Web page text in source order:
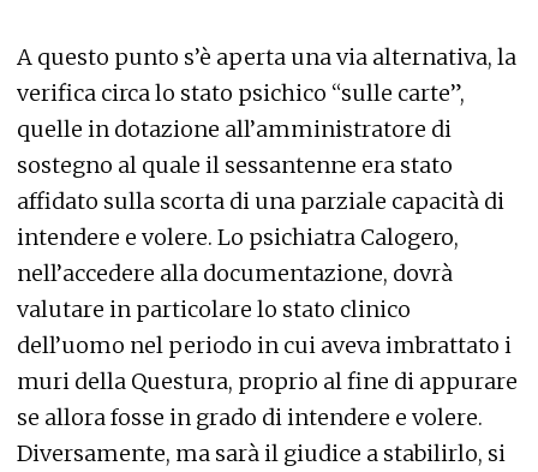
A questo punto s’è aperta una via alternativa, la
verifica circa lo stato psichico “sulle carte”,
quelle in dotazione all’amministratore di
sostegno al quale il sessantenne era stato
affidato sulla scorta di una parziale capacità di
intendere e volere. Lo psichiatra Calogero,
nell’accedere alla documentazione, dovrà
valutare in particolare lo stato clinico
dell’uomo nel periodo in cui aveva imbrattato i
muri della Questura, proprio al fine di appurare
se allora fosse in grado di intendere e volere.
Diversamente, ma sarà il giudice a stabilirlo, si